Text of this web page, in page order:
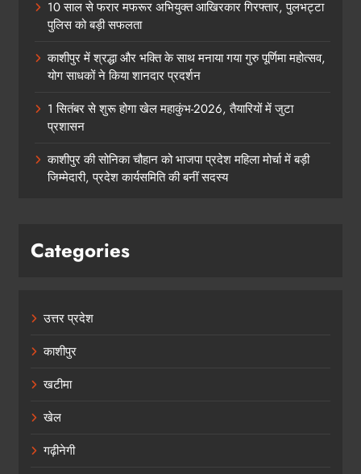
10 साल से फरार मफरूर अभियुक्त आखिरकार गिरफ्तार, पुलभट्टा
पुलिस को बड़ी सफलता
काशीपुर में श्रद्धा और भक्ति के साथ मनाया गया गुरु पूर्णिमा महोत्सव,
योग साधकों ने किया शानदार प्रदर्शन
1 सितंबर से शुरू होगा खेल महाकुंभ-2026, तैयारियों में जुटा
प्रशासन
काशीपुर की सोनिका चौहान को भाजपा प्रदेश महिला मोर्चा में बड़ी
जिम्मेदारी, प्रदेश कार्यसमिति की बनीं सदस्य
Categories
उत्तर प्रदेश
काशीपुर
खटीमा
खेल
गढ़ीनेगी